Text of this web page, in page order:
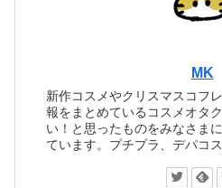
MK
新作コスメやクリスマスコフ
報をまとめているコスメオタ
い！と思ったものをみなさま
ています。プチプラ、デパコ